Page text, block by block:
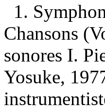
1.
Chansons
sonores I.
Yosuke,